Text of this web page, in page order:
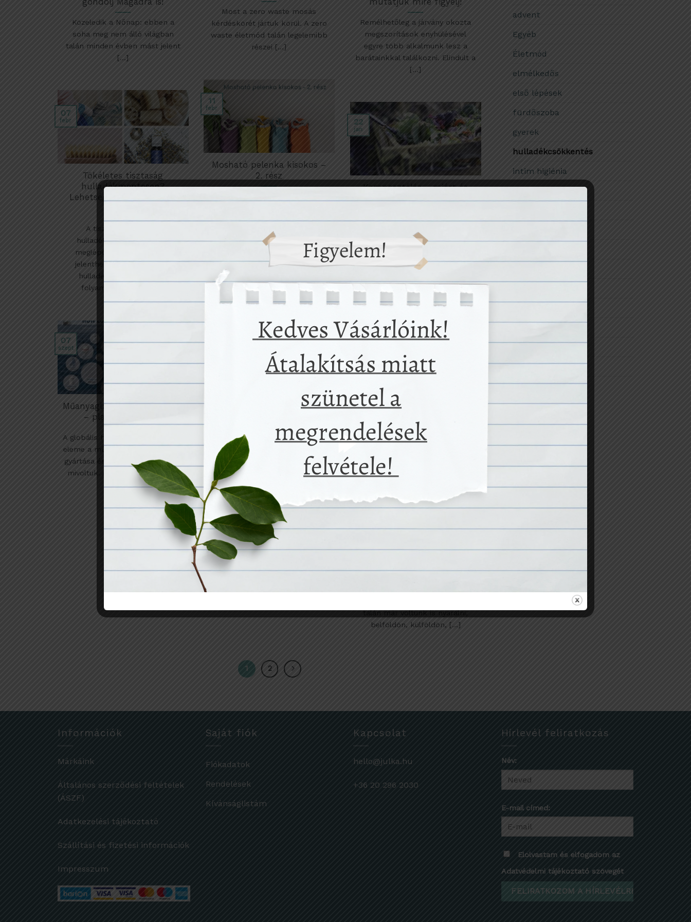
gondolj Magadra is!
Közeledik a Nőnap: ebben a
soha meg nem álló világban
talán minden évben mást jelent
[...]
Most a zero waste mosás
kérdéskörét jártuk körül. A zero
waste életmód talán legelemibb
részei [...]
mutatjuk mire figyelj!
Remélhetőleg a járvány okozta
megszorítások enyhülésével
egyre több alkalmunk lesz a
barátainkkal találkozni. Elindult a
[...]
Mosható pelenka kisokos –
2. rész
okokat, valamint a mosható
pelenkák előnyeit az
eldobhatósokkal szemben. Most
[...]
11
febr
Tökéletes tisztaság
hulladékmentesen?
Lehetséges! – Zero waste
A tisztítószerek és a
hulladékmentes takarítás
meglépése kritikus pontot
jelenthetnek egy háztartás
hulladékmentesítésének
folyamatában. Van, [...]
07
febr
Komposztálás – miért és
hogyan csináld?
Sokan írtátok nekünk, hogy idén
kiemelt célotok a komposztálás
elkezdése. Nagyon örültünk
ennek, hiszen ez [...]
22
jan
Hulladékmentes szilveszter
A karácsony után szinte
szilveszter is, az Óév
búcsúztatása és az Újév [...]
19
Zero waste start – Hogyan
törekvés arra, hogy csökkentsük
a hulladéktermelésünket azáltal,
hogy újragondoljuk a [...]
Műanyaglábnyom kalkulátor
– plastic footprint
A globális hulladékválság egyik fő
eleme a műanyagok mértéktelen
gyártása és egyszer-használatos
mivoltuk. A leglényegesebb [...]
07
szept
környezetbarátabb legyen
talán már voltunk is nyaralni,
belföldön, külföldön, [...]
aug
1 2
advent
Egyéb
Életmód
elmélkedős
első lépések
fürdőszoba
gyerek
hulladékcsökkentés
intim higiénia
utazás
zero waste
Információk
Márkáink
Általános szerződési feltételek
(ÁSZF)
Adatkezelési tájékoztató
Szállítási és fizetési információk
Impresszum
Saját fiók
Fiókadatok
Rendelések
Kívánságlistám
Kapcsolat
hello@julka.hu
+36 20 296 2030
Hírlevél feliratkozás
Név:
E-mail címed:
Elolvastam és elfogadom az
Adatvédelmi tájékoztató szövegét